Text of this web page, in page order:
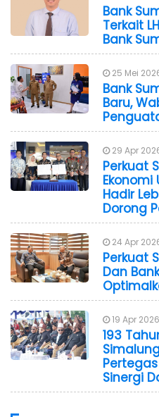
Bank
Terkait
Bank
25 Mei
Bank
Baru,
29 Apr
Perkuat
Ekonomi
Hadir
Dorong
24 Apr
Perkuat
Dan
19 Apr
193
Sinergi